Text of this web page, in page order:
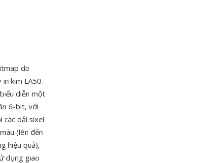
do
kim LA50.
diễn một
6-bit, với
các dải sixel
(lên đến
hiệu quả),
dụng giao